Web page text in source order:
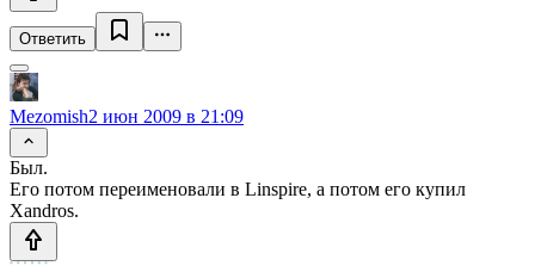
Ответить
Mezomish2 июн 2009 в 21:09
Был.
Его потом переименовали в Linspire, а потом его купил
Xandros.